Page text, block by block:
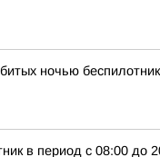
ночью
в период с 08:00